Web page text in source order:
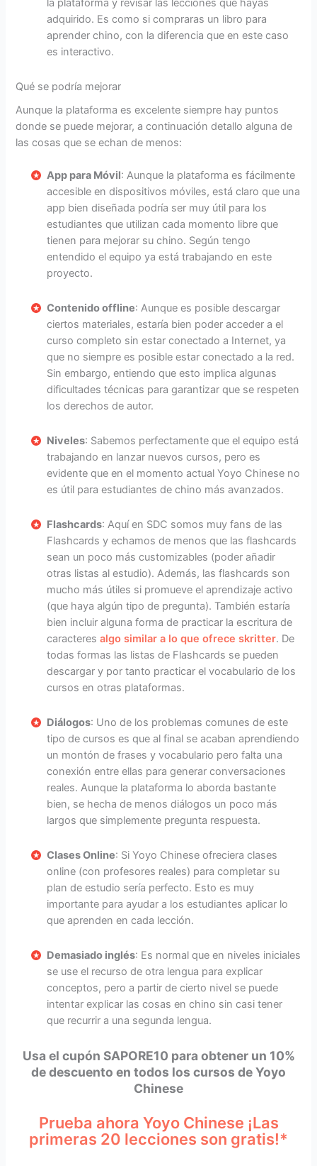
adquirido. Es como si compraras un libro para
aprender chino, con la diferencia que en este caso
es interactivo.
Qué se podría mejorar
Aunque la plataforma es excelente siempre hay puntos
donde se puede mejorar, a continuación detallo alguna de
las cosas que se echan de menos:
App para Móvil: Aunque la plataforma es fácilmente
accesible en dispositivos móviles, está claro que una
app bien diseñada podría ser muy útil para los
estudiantes que utilizan cada momento libre que
tienen para mejorar su chino. Según tengo
entendido el equipo ya está trabajando en este
proyecto.
Contenido offline: Aunque es posible descargar
ciertos materiales, estaría bien poder acceder a el
curso completo sin estar conectado a Internet, ya
que no siempre es posible estar conectado a la red.
Sin embargo, entiendo que esto implica algunas
dificultades técnicas para garantizar que se respeten
los derechos de autor.
Niveles: Sabemos perfectamente que el equipo está
trabajando en lanzar nuevos cursos, pero es
evidente que en el momento actual Yoyo Chinese no
es útil para estudiantes de chino más avanzados.
Flashcards: Aquí en SDC somos muy fans de las
Flashcards y echamos de menos que las flashcards
sean un poco más customizables (poder añadir
otras listas al estudio). Además, las flashcards son
mucho más útiles si promueve el aprendizaje activo
(que haya algún tipo de pregunta). También estaría
bien incluir alguna forma de practicar la escritura de
caracteresalgo similar a lo que ofrece skritter. De
todas formas las listas de Flashcards se pueden
descargar y por tanto practicar el vocabulario de los
cursos en otras plataformas.
Diálogos: Uno de los problemas comunes de este
tipo de cursos es que al final se acaban aprendiendo
un montón de frases y vocabulario pero falta una
conexión entre ellas para generar conversaciones
reales. Aunque la plataforma lo aborda bastante
bien, se hecha de menos diálogos un poco más
largos que simplemente pregunta respuesta.
Clases Online: Si Yoyo Chinese ofreciera clases
online (con profesores reales) para completar su
plan de estudio sería perfecto. Esto es muy
importante para ayudar a los estudiantes aplicar lo
que aprenden en cada lección.
Demasiado inglés: Es normal que en niveles iniciales
se use el recurso de otra lengua para explicar
conceptos, pero a partir de cierto nivel se puede
intentar explicar las cosas en chino sin casi tener
que recurrir a una segunda lengua.
Usa el cupón SAPORE10 para obtener un 10%
de descuento en todos los cursos de Yoyo
Chinese
Prueba ahora Yoyo Chinese ¡Las
primeras 20 lecciones son gratis!*